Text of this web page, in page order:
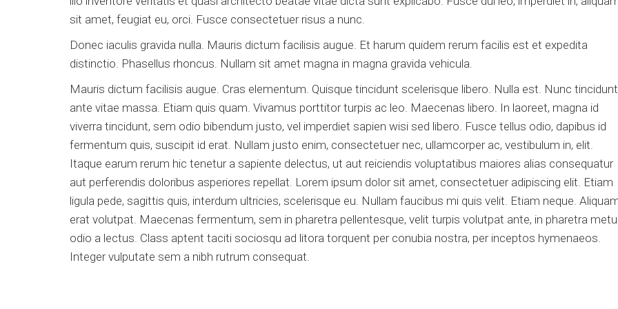
sit amet, feugiat eu, orci. Fusce consectetuer risus a nunc.
Donec iaculis gravida nulla. Mauris dictum facilisis augue. Et harum quidem rerum facilis est et expedita
distinctio. Phasellus rhoncus. Nullam sit amet magna in magna gravida vehicula.
Mauris dictum facilisis augue. Cras elementum. Quisque tincidunt scelerisque libero. Nulla est. Nunc tincidunt
ante vitae massa. Etiam quis quam. Vivamus porttitor turpis ac leo. Maecenas libero. In laoreet, magna id
viverra tincidunt, sem odio bibendum justo, vel imperdiet sapien wisi sed libero. Fusce tellus odio, dapibus id
fermentum quis, suscipit id erat. Nullam justo enim, consectetuer nec, ullamcorper ac, vestibulum in, elit.
Itaque earum rerum hic tenetur a sapiente delectus, ut aut reiciendis voluptatibus maiores alias consequatur
aut perferendis doloribus asperiores repellat. Lorem ipsum dolor sit amet, consectetuer adipiscing elit. Etiam
ligula pede, sagittis quis, interdum ultricies, scelerisque eu. Nullam faucibus mi quis velit. Etiam neque.
erat volutpat. Maecenas fermentum, sem in pharetra pellentesque, velit turpis volutpat ante, in pharetra
odio a lectus. Class aptent taciti sociosqu ad litora torquent per conubia nostra, per inceptos hymenaeos.
Integer vulputate sem a nibh rutrum consequat.